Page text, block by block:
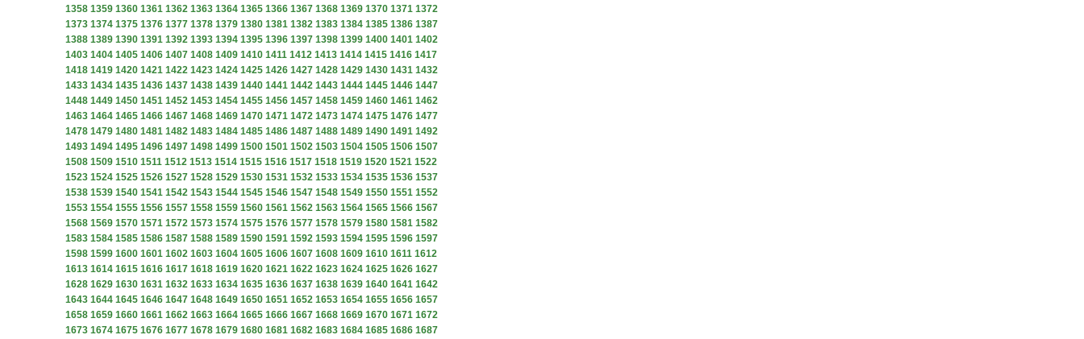
1358 1359 1360 1361 1362 1363 1364 1365 1366 1367 1368 1369 1370 1371 1372
1373 1374 1375 1376 1377 1378 1379 1380 1381 1382 1383 1384 1385 1386 1387
1388 1389 1390 1391 1392 1393 1394 1395 1396 1397 1398 1399 1400 1401 1402
1403 1404 1405 1406 1407 1408 1409 1410 1411 1412 1413 1414 1415 1416 1417
1418 1419 1420 1421 1422 1423 1424 1425 1426 1427 1428 1429 1430 1431 1432
1433 1434 1435 1436 1437 1438 1439 1440 1441 1442 1443 1444 1445 1446 1447
1448 1449 1450 1451 1452 1453 1454 1455 1456 1457 1458 1459 1460 1461 1462
1463 1464 1465 1466 1467 1468 1469 1470 1471 1472 1473 1474 1475 1476 1477
1478 1479 1480 1481 1482 1483 1484 1485 1486 1487 1488 1489 1490 1491 1492
1493 1494 1495 1496 1497 1498 1499 1500 1501 1502 1503 1504 1505 1506 1507
1508 1509 1510 1511 1512 1513 1514 1515 1516 1517 1518 1519 1520 1521 1522
1523 1524 1525 1526 1527 1528 1529 1530 1531 1532 1533 1534 1535 1536 1537
1538 1539 1540 1541 1542 1543 1544 1545 1546 1547 1548 1549 1550 1551 1552
1553 1554 1555 1556 1557 1558 1559 1560 1561 1562 1563 1564 1565 1566 1567
1568 1569 1570 1571 1572 1573 1574 1575 1576 1577 1578 1579 1580 1581 1582
1583 1584 1585 1586 1587 1588 1589 1590 1591 1592 1593 1594 1595 1596 1597
1598 1599 1600 1601 1602 1603 1604 1605 1606 1607 1608 1609 1610 1611 1612
1613 1614 1615 1616 1617 1618 1619 1620 1621 1622 1623 1624 1625 1626 1627
1628 1629 1630 1631 1632 1633 1634 1635 1636 1637 1638 1639 1640 1641 1642
1643 1644 1645 1646 1647 1648 1649 1650 1651 1652 1653 1654 1655 1656 1657
1658 1659 1660 1661 1662 1663 1664 1665 1666 1667 1668 1669 1670 1671 1672
1673 1674 1675 1676 1677 1678 1679 1680 1681 1682 1683 1684 1685 1686 1687